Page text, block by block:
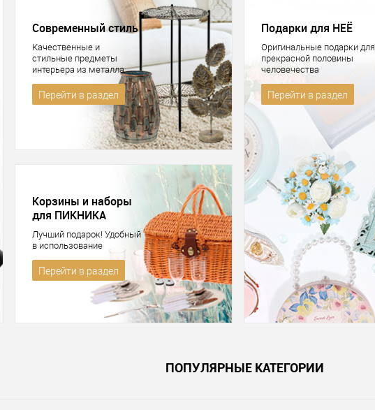
Современный стиль
Качественные и
стильные предметы
интерьера из металла
Перейти в раздел
Корзины и наборы
для ПИКНИКА
Лучший подарок! Удобный
в использование
Перейти в раздел
Подарки для НЕЁ
Оригинальные подарки для
прекрасной половины
человечества
Перейти в раздел
ПОПУЛЯРНЫЕ КАТЕГОРИИ